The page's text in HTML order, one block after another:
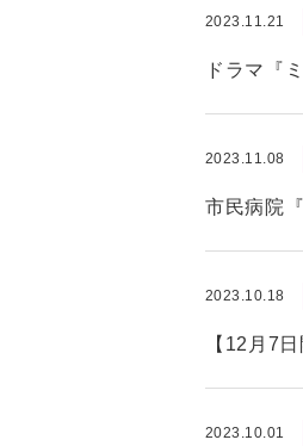
2023.11.21
ドラマ『
2023.11.08
市民病院
2023.10.18
【12月7
2023.10.01